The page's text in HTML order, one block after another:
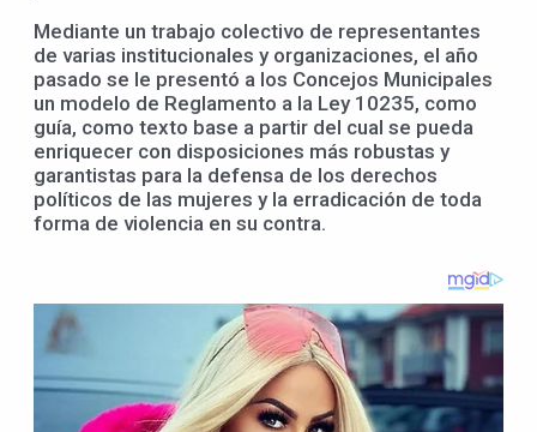
Mediante un trabajo colectivo de representantes
de varias institucionales y organizaciones, el año
pasado se le presentó a los Concejos Municipales
un modelo de Reglamento a la Ley 10235, como
guía, como texto base a partir del cual se pueda
enriquecer con disposiciones más robustas y
garantistas para la defensa de los derechos
políticos de las mujeres y la erradicación de toda
forma de violencia en su contra.